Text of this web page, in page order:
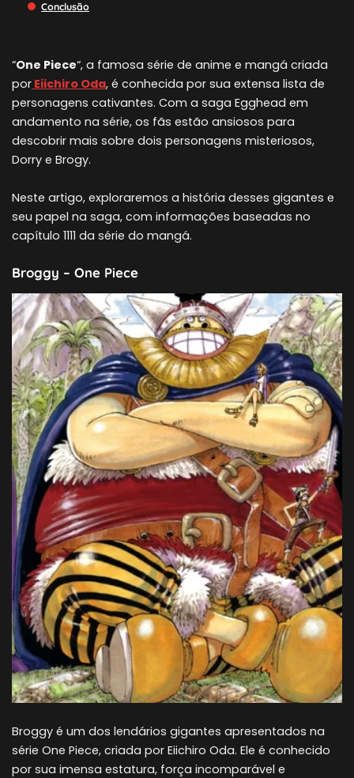
Conclusão
“One Piece“, a famosa série de anime e mangá criada
por Eiichiro Oda, é conhecida por sua extensa lista de
personagens cativantes. Com a saga Egghead em
andamento na série, os fãs estão ansiosos para
descobrir mais sobre dois personagens misteriosos,
Dorry e Brogy.
Neste artigo, exploraremos a história desses gigantes e
seu papel na saga, com informações baseadas no
capítulo 1111 da série do mangá.
Broggy – One Piece
Broggy é um dos lendários gigantes apresentados na
série One Piece, criada por Eiichiro Oda. Ele é conhecido
por sua imensa estatura, força incomparável e